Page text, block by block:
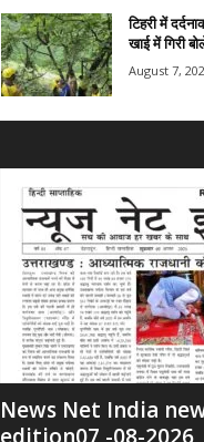
टिहरी में
खाई में गिरी
August 7,
News Net India